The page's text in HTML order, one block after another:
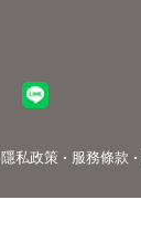
隱私政策• 服務條款 •